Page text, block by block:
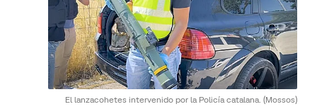
El lanzacohetes intervenido por la Policía catalana. (Mossos)